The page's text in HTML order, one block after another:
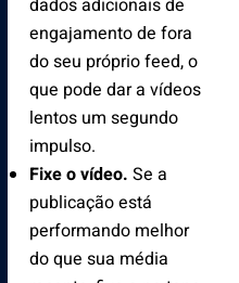
dados adicionais de
engajamento de fora
do seu próprio feed, o
que pode dar a vídeos
lentos um segundo
impulso.
Fixe o vídeo. Se a
publicação está
performando melhor
do que sua média